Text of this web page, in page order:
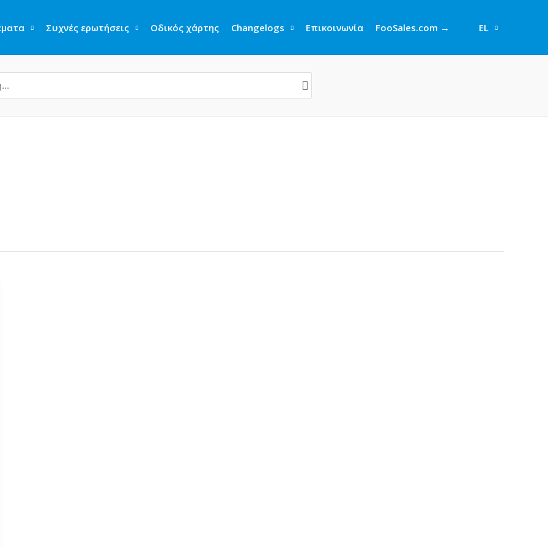
Συχνές ερωτήσεις Οδικός χάρτης Changelogs Επικοινωνία FooSales.com → EL